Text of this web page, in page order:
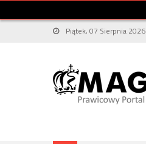
Piątek, 07 Sierpnia 2026